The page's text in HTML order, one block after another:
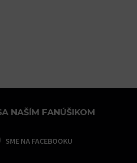
NAŠÍM FANÚŠIKOM
SME NA FACEBOOKU